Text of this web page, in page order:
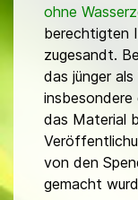
ohne
berechtigten
zugesandt.
das jünger
insbesondere
das Material
von den
gemacht